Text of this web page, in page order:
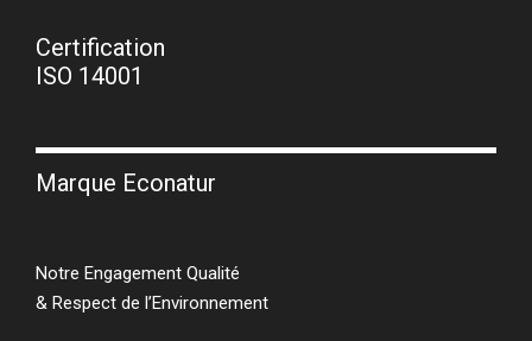
Certification
ISO 14001
Marque Econatur
Notre Engagement Qualité
& Respect de l’Environnement